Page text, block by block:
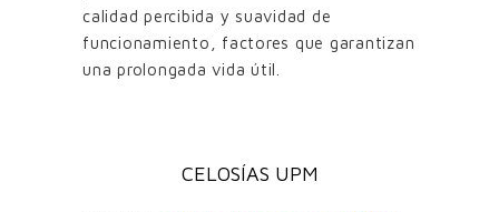
calidad percibida y suavidad de
funcionamiento, factores que garantizan
una prolongada vida útil.
CELOSÍAS UPM